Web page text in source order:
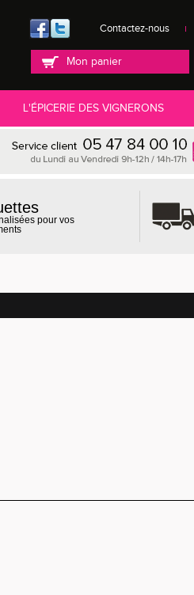
Mon panier
L'ÉPICERIE DES VIGNERONS
pour vos
Contactez-nous